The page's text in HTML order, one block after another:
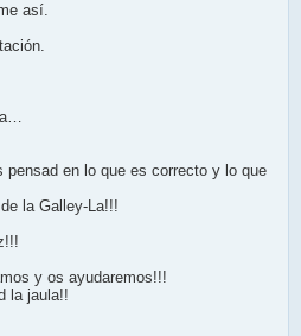
así.
pensad en lo que es correcto y lo que
de la Galley-La!!!
y os ayudaremos!!!
la jaula!!